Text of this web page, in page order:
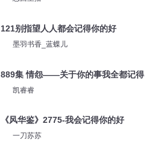
121别指望人人都会记得你的好
墨羽书香_蓝蝶儿
889集 情怨——关于你的事我全都记得
凯睿睿
《风华鉴》2775-我会记得你的好
一刀苏苏